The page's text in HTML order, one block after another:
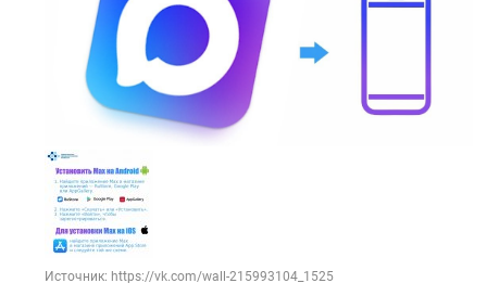
Источник: https://vk.com/wall-215993104_1525